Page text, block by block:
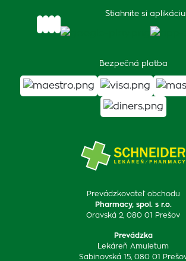
Prevádzkovateľ obchodu
Pharmacy, spol. s r.o.
Oravská 2, 080 01 Prešov
Prevádzka
Lekáreň Amuletum
Sabinovská 15, 080 01
Stiahnite si aplikáciu
Bezpečná platba